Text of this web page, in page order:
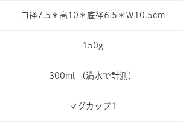
口径7.5＊高10＊底径6.5＊Ｗ10.5cm
150g
300ml （満水で計測）
マグカップ1